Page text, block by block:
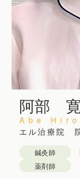
阿部
Abe
エル治療院
鍼灸師
薬剤師